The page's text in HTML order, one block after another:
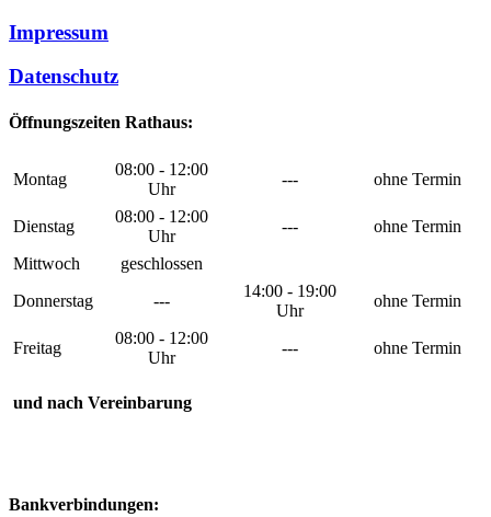
Impressum
Datenschutz
Öffnungszeiten Rathaus:
Montag
08:00 - 12:00
Uhr
--- ohne Termin
Dienstag
08:00 - 12:00
Uhr
---
ohne Termin
Mittwoch
geschlossen
Donnerstag
---
14:00 - 19:00
Uhr
ohne Termin
Freitag
08:00 - 12:00
Uhr
--- ohne Termin
und nach Vereinbarung
Bankverbindungen: